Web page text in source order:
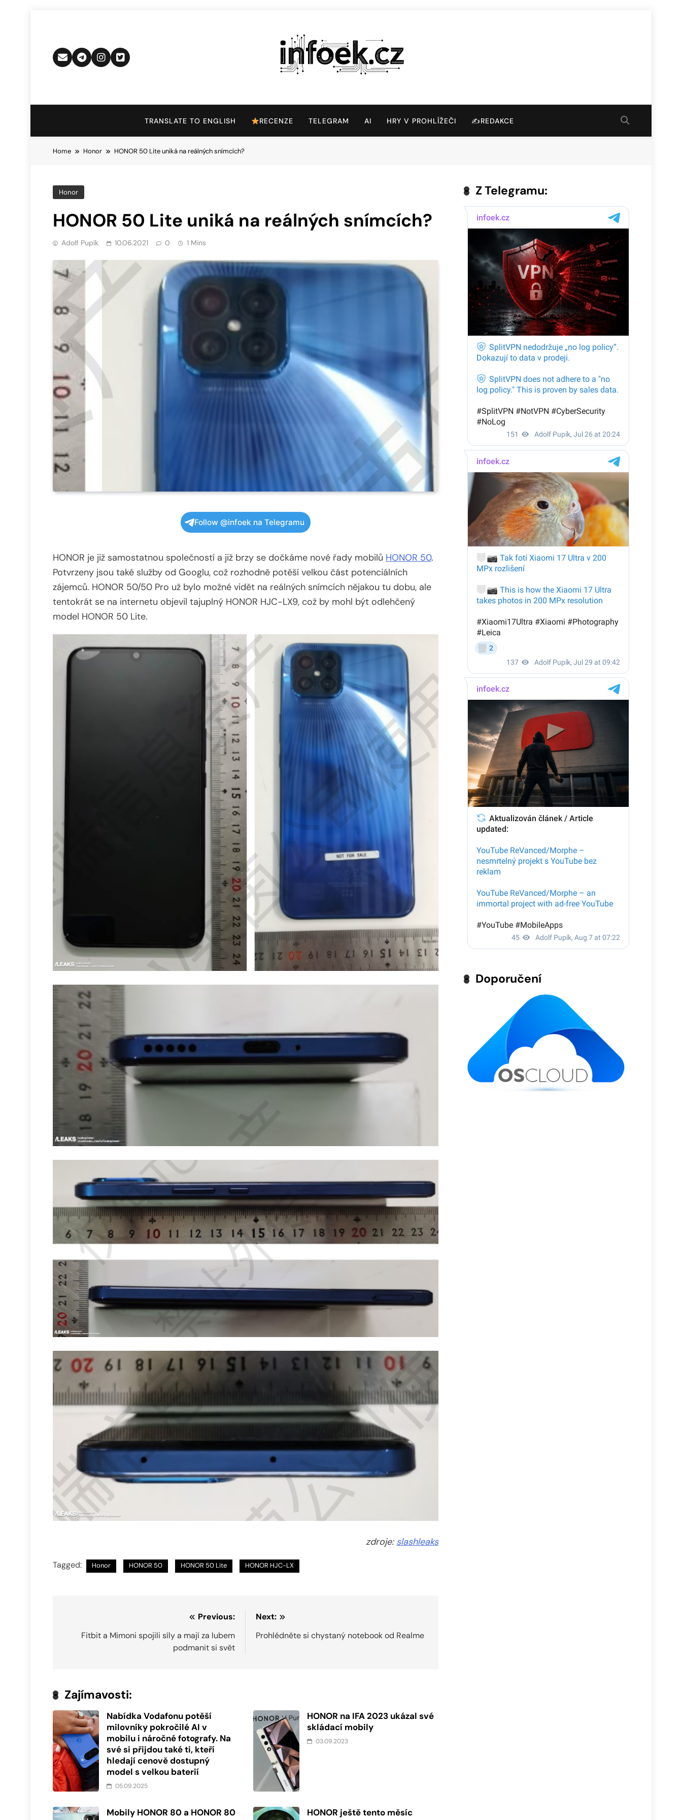
Infoek.cz
TRANSLATE TO ENGLISH RECENZE TELEGRAM AI HRY V PROHLÍŽEČI ✍️REDAKCE
Home Honor HONOR 50 Lite uniká na reálných snímcích?
Honor
HONOR 50 Lite uniká na reálných snímcích?
Adolf Pupík 10.06.2021 0 1 Mins
Follow @infoek na Telegramu
HONOR je již samostatnou společností a již brzy se dočkáme nové řady mobilů HONOR 50.
Potvrzeny jsou také služby od Googlu, což rozhodně potěší velkou část potenciálních
zájemců. HONOR 50/50 Pro už bylo možné vidět na reálných snímcích nějakou tu dobu, ale
tentokrát se na internetu objevil tajuplný HONOR HJC-LX9, což by mohl být odlehčený
model HONOR 50 Lite.
zdroje: slashleaks
Tagged: Honor HONOR 50 HONOR 50 Lite HONOR HJC-LX
pro
Previous:
Fitbit a Mimoni spojili síly a mají za lubem
podmanit si svět
Next:
Prohlédněte si chystaný notebook od Realme
Zajímavosti:
Nabídka Vodafonu potěší
milovníky pokročilé AI v
mobilu i náročné fotografy. Na
své si přijdou také ti, kteří
hledají cenově dostupný
model s velkou baterií
05.09.2025
HONOR na IFA 2023 ukázal své
skládací mobily
03.09.2023
Mobily HONOR 80 a HONOR 80
HONOR ještě tento měsíc
Z Telegramu:
Doporučení